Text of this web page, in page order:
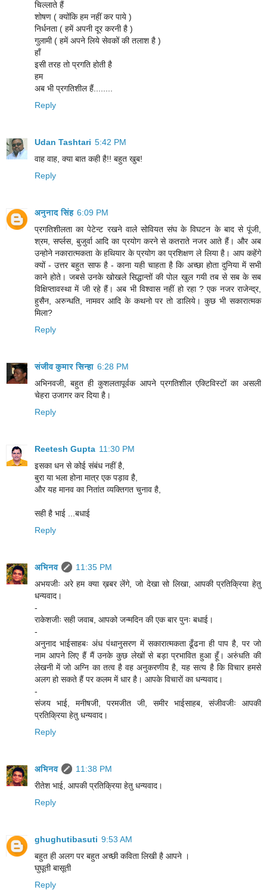
चिल्लाते हैं
शोषण ( क्योंकि हम नहीं कर पाये )
निर्धनता ( हमें अपनी दूर करनी है )
गुलामी ( हमें अपने लिये सेवकों की तलाश है )
हाँ
इसी तरह तो प्रगति होती है
हम
अब भी प्रगतिशील हैं........
Reply
Udan Tashtari 5:42 PM
वाह वाह, क्या बात कही है!! बहुत खुब!
Reply
अनुनाद सिंह 6:09 PM
प्रगतिशीलता का पेटेन्ट रखने वाले सोवियत संघ के विघटन के बाद से पूंजी,
श्रम, सर्प्लस, बुजुर्वा आदि का प्रयोग करने से कतराते नजर आते हैं। और अब
उन्होने नकारात्मकता के हथियार के प्रयोग का प्रशिक्षण ले लिया है। आप कहेंगे
क्यों - उत्तर बहुत साफ है - काना यही चाहता है कि अच्छा होता दुनिया में सभी
काने होते। जबसे उनके खोखले सिद्धान्तों की पोल खुल गयी तब से सब के सब
विक्षिप्तावस्था में जी रहे हैं। अब भी विश्वास नहीं हो रहा ? एक नजर राजेन्द्र,
हुसैन, अरुन्धति, नामवर आदि के कथनो पर तो डालिये। कुछ भी सकारात्मक
मिला?
Reply
संजीव कुमार सिन्‍हा 6:28 PM
अभिनवजी, बहुत ही कुशलतापूर्वक आपने प्रगतिशील एक्टिविस्टों का असली
चेहरा उजागर कर दिया है।
Reply
Reetesh Gupta 11:30 PM
इसका धन से कोई संबंध नहीं है,
बुरा या भला होना मात्र एक पड़ाव है,
और यह मानव का नितांत व्यक्तिगत चुनाव है,
सही है भाई ...बधाई
Reply
अभिनव
11:35 PM
अभयजीः अरे हम क्या ख़बर लेंगे, जो देखा सो लिखा, आपकी प्रतिक्रिया हेतु
धन्यवाद।
-
राकेशजीः सही जवाब, आपको जन्मदिन की एक बार पुनः बधाई।
-
अनुनाद भाईसाहबः अंध पंथानुसरण में सकारात्मकता ढूँढना ही पाप है, पर जो
नाम आपने लिए हैं मैं उनके कुछ लेखों से बड़ा प्रभावित हुआ हूँ। अरुंधति की
लेखनी में जो अग्नि का तत्व है वह अनुकरणीय है, यह सत्य है कि विचार हमसे
अलग हो सकते हैं पर कलम में धार है। आपके विचारों का धन्यवाद।
-
संजय भाई, मनीषजी, परमजीत जी, समीर भाईसाहब, संजीवजीः आपकी
प्रतिक्रिया हेतु धन्यवाद।
Reply
अभिनव
11:38 PM
रीतेश भाई, आपकी प्रतिक्रिया हेतु धन्यवाद।
Reply
ghughutibasuti 9:53 AM
बहुत ही अलग पर बहुत अच्छी कविता लिखी है आपने ।
घुघूती बासूती
Reply